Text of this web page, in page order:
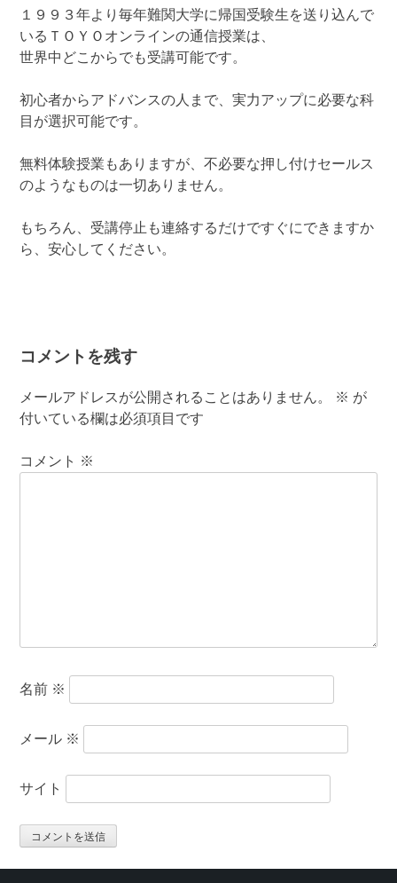
１９９３年より毎年難関大学に帰国受験生を送り込んで
いるＴＯＹＯオンラインの通信授業は、
世界中どこからでも受講可能です。
初心者からアドバンスの人まで、実力アップに必要な科
目が選択可能です。
無料体験授業もありますが、不必要な押し付けセールス
のようなものは一切ありません。
もちろん、受講停止も連絡するだけですぐにできますか
ら、安心してください。
コメントを残す
メールアドレスが公開されることはありません。 ※ が
付いている欄は必須項目です
コメント ※
名前 ※
メール ※
サイト